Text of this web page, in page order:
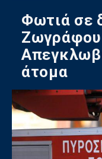
Φωτιά σε
άτομα